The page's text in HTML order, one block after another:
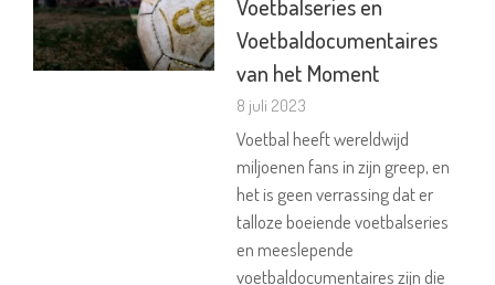
Voetbalseries en
Voetbaldocumentaires
van het Moment
8 juli 2023
Voetbal heeft wereldwijd
miljoenen fans in zijn greep, en
het is geen verrassing dat er
talloze boeiende voetbalseries
en meeslepende
voetbaldocumentaires zijn die